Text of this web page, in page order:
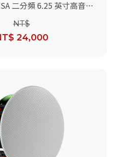
二分頻 6.25 英寸高音有
NT$
24,000